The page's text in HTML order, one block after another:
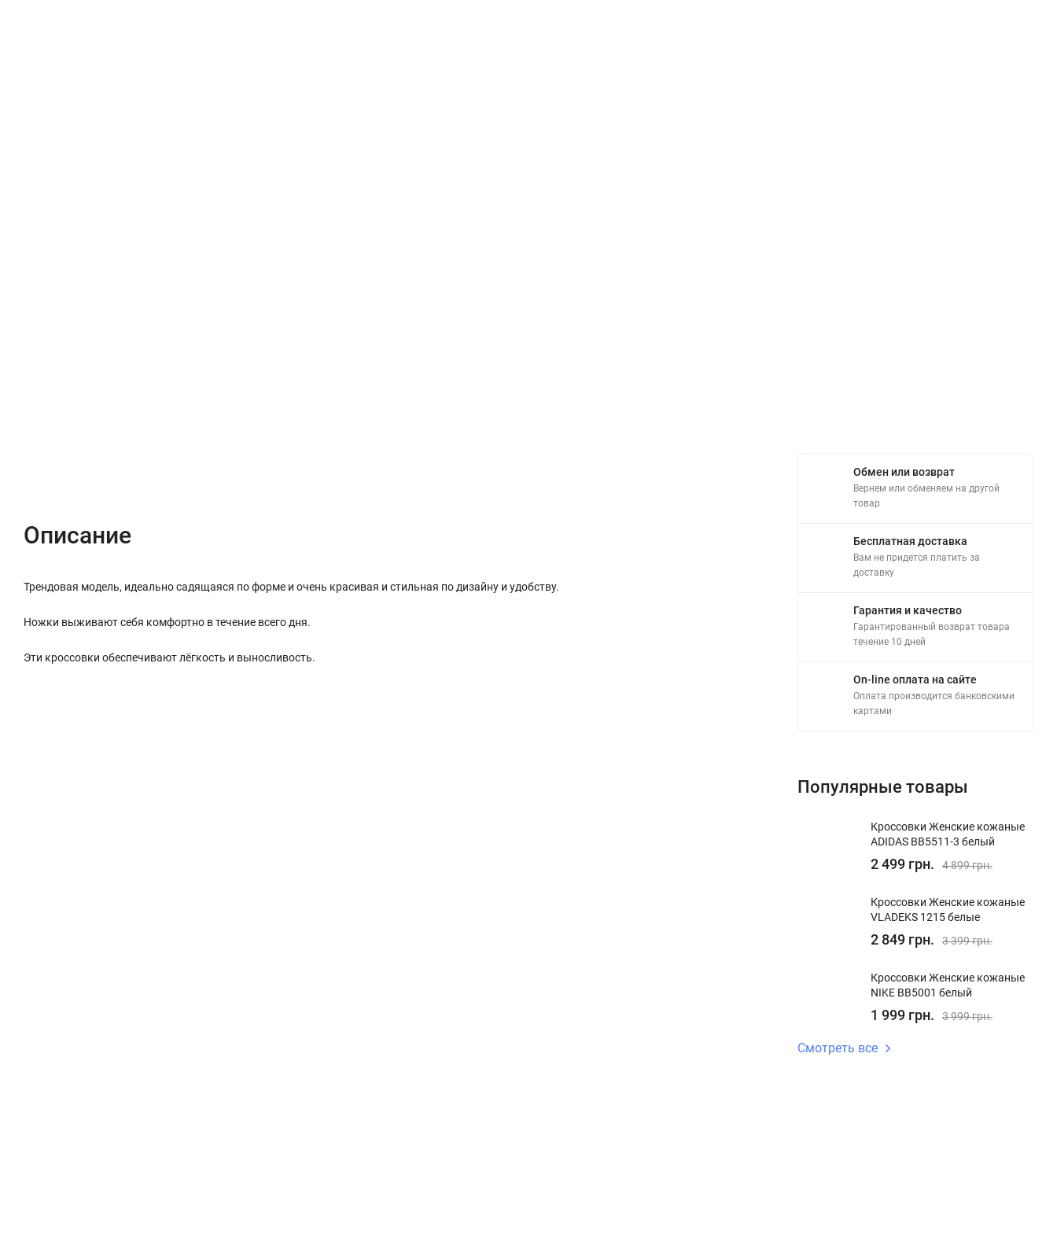
Описание
Трендовая модель, идеально садящаяся по форме и очень красивая и стильная по дизайну и удобству.
Ножки выживают себя комфортно в течение всего дня.
Эти кроссовки обеспечивают лёгкость и выносливость.
Обмен или возврат
Вернем или обменяем на другой
товар
Бесплатная доставка
Вам не придется платить за
доставку
Гарантия и качество
Гарантированный возврат товара
течение 10 дней
On-line оплата на сайте
Оплата производится банковскими
картами
Популярные товары
Кроссовки Женские кожаные
ADIDAS BB5511-3 белый
2 499 грн. 4 899 грн.
Кроссовки Женские кожаные
VLADEKS 1215 белые
2 849 грн. 3 399 грн.
Кроссовки Женские кожаные
NIKE BB5001 белый
1 999 грн. 3 999 грн.
Смотреть все